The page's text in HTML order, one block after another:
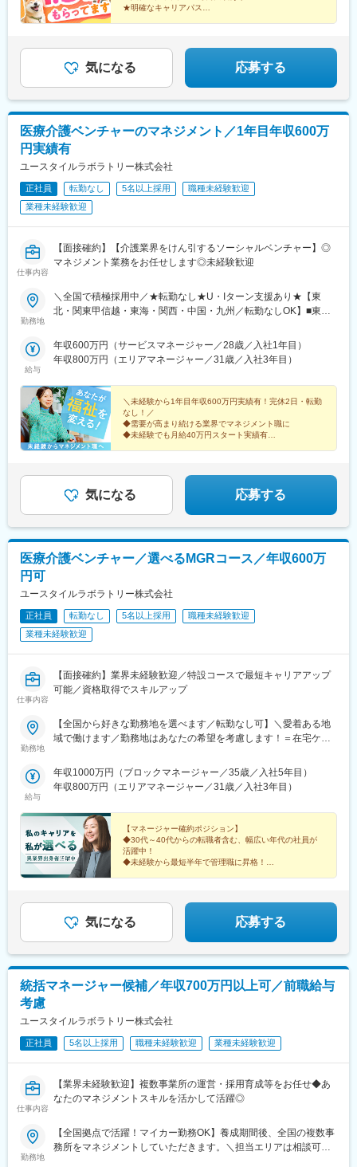
ャリアチェンジによる昇格可能☆ページ下部「勤務地の一例」も
ご参照ください【2／全国マネージャーコース】◆全国募集／引越
在地はHP参照⇒養成期間後の勤務地は現在お住まいの地域又はジ
ェネラルマネージャーと相談の上決定◆引越し手当支給・家賃無
料の借り上げ社宅提供☆早期キャリアアップしたい方に最適なポ
ジション
★明確なキャリアパス
気になる 応募する
医療介護ベンチャーのマネジメント／1年目年収600万
円実績有
ユースタイルラボラトリー株式会社
正社員 転勤なし 5名以上採用
職種未経験歓迎
業種未経験歓迎
仕事内容
【面接確約】【介護業界をけん引するソーシャルベンチャー】◎
マネジメント業務をお任せします◎未経験歓迎
勤務地
＼全国で積極採用中／★転勤なし★U・Iターン支援あり★【東
北・関東甲信越・東海・関西・中国・九州／転勤なしOK】■東北
木、群馬、埼玉、千葉、東京、神奈川、新潟、富山、山梨、長野■
東海／岐阜、静岡、愛知、三重■関西／滋賀、京都、大阪、兵庫、
媛、高知■九州／福岡、佐賀、長崎、熊本、大分、宮崎、鹿児島、
沖縄★【エリア勤務希望・移住希望の方優遇】：サポート制度も
充実していますので、現在のお住まいに関わらずご希望をお知ら
せください！☆『寮費無料プラン』あり（規定有）：下記勤務地
希望・移住希望の方はお気軽にご相談ください！※【北海道】【東
京都】【神奈川県】【新潟県】【三重県】【滋賀県】【沖縄県】
用会社負担等の移住支援あり（規定有）・U・Iターン転勤希望者
への1年間の支援あり（規定有）★江戸川・川崎・湘南・川越・香
川・徳島・青森にて新規事業所オープン！
給与
年収600万円（サービスマネージャー／28歳／入社1年目）
年収800万円（エリアマネージャー／31歳／入社3年目）
＼未経験から1年目年収600万円実績有！完休2日・転勤
なし！／
◆需要が高まり続ける業界でマネジメント職に
◆未経験でも月給40万円スタート実績有
気になる 応募する
医療介護ベンチャー／選べるMGRコース／年収600万
円可
ユースタイルラボラトリー株式会社
正社員 転勤なし 5名以上採用
職種未経験歓迎
業種未経験歓迎
仕事内容
【面接確約】業界未経験歓迎／特設コースで最短キャリアアップ
可能／資格取得でスキルアップ
勤務地
【全国から好きな勤務地を選べます／転勤なし可】＼愛着ある地
域で働けます／勤務地はあなたの希望を考慮します！＝在宅ケア
い方に最適なポジション☆引越し手当支給・家賃無料の借り上げ
社宅提供◆全国募集◆四国・東北・関西・岐阜・長野で強化募集
お住まいの地域又はジェネラルマネージャーと相談の上決定《養
成期間中の勤務地》東京、神奈川、埼玉※所在地はHP記載【2／地
元マネージャーコース】☆地元採用・転勤なしOK☆別事業へのキ
ャリアチェンジによる昇格可能◆勤務地はページ下部『勤務地一
覧』を参照ください└湘南・川越・香川・川崎・江戸川・徳島・
青森・多摩川に新規オープン！＝施設ケア事業＝【転勤なしOK／
関東／茨城、栃木、群馬、埼玉、東京、神奈川■甲信越・北陸／新
潟■関西／兵庫■東海／静岡、愛知■中国・四国／岡山、広島■九
州・沖縄／福岡、佐賀☆養成期間は最寄り施設勤務
給与
年収1000万円（ブロックマネージャー／35歳／入社5年目）
年収800万円（エリアマネージャー／31歳／入社3年目）
【マネージャー確約ポジション】
◆30代～40代からの転職者含む、幅広い年代の社員が
活躍中！
◆未経験から最短半年で管理職に昇格！
そんなあなたを、私たちは歓迎します。
気になる 応募する
統括マネージャー候補／年収700万円以上可／前職給与
考慮
ユースタイルラボラトリー株式会社
正社員 5名以上採用 職種未経験歓迎 業種未経験歓迎
仕事内容
【業界未経験歓迎】複数事業所の運営・採用育成等をお任せ◆あ
なたのマネジメントスキルを活かして活躍◎
勤務地
【全国拠点で活躍！マイカー勤務OK】養成期間後、全国の複数事
務所をマネジメントしていただきます。＼担当エリアは相談可